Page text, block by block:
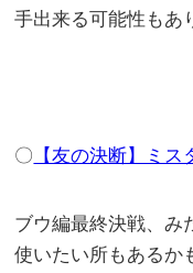
手出来る可能性もあ
〇 【友の決断】ミ
ブウ編最終決戦、み
使いたい所もあるか